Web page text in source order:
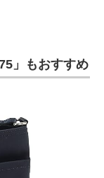
」もおすすめ